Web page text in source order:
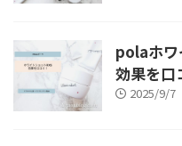
polaホワ
効果を口
2025/9/7